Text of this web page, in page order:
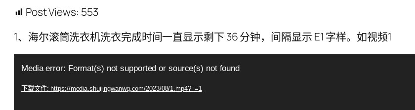
Post Views: 553
1、海尔滚筒洗衣机洗衣完成时间一直显示剩下 36 分钟，间隔显示 E1 字样。如视频1
频
播
Media error: Format(s) not supported or source(s) not found
下载文件: https://media.shuijingwanwq.com/2023/08/1.mp4?_=1